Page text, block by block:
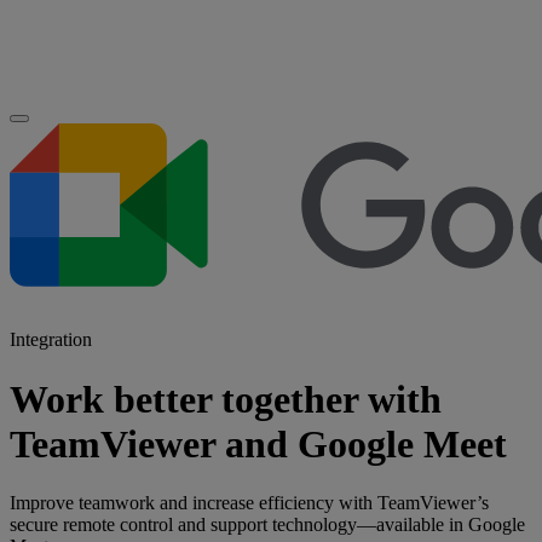
Integration
Work better together with
TeamViewer and Google Meet
Improve teamwork and increase efficiency with TeamViewer’s
secure remote control and support technology—available in Google